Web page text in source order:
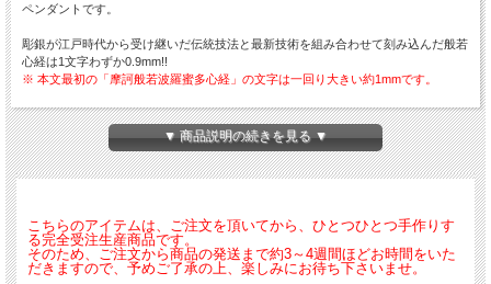
ペンダントです。
彫銀が江戸時代から受け継いだ伝統技法と最新技術を組み合わせて刻み込んだ般若
心経は1文字わずか0.9mm!!
※ 本文最初の「摩訶般若波羅蜜多心経」の文字は一回り大きい約1mmです。
材質は国内で精錬されたK18金ゴールドの圧延材と呼ばれる、圧力をかけて延ばし
た地金を使用しておりますので、地金の密度が高く傷が付きにくくなっておりま
す。
（落としたり、ぶつけたりしますと傷がつきますのでご注意下さい。）
す。
仏像の台座をモチーフにした枠が小さな文字を更に引き立てるデザインとなってお
ります。
▼ 商品説明の続きを見る ▼
こちらのアイテムは、ご注文を頂いてから、ひとつひとつ手作りす
る完全受注生産商品です。
そのため、ご注文から商品の発送まで約3～4週間ほどお時間をいた
だきますので、予めご了承の上、楽しみにお待ち下さいませ。